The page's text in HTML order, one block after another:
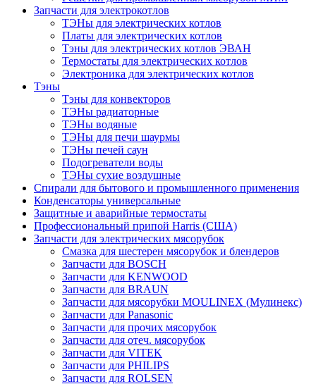
Запчасти для электрокотлов
ТЭНы для электрических котлов
Платы для электрических котлов
Тэны для электрических котлов ЭВАН
Термостаты для электрических котлов
Электроника для электрических котлов
Тэны
Тэны для конвекторов
ТЭНы радиаторные
ТЭНы водяные
ТЭНы для печи шаурмы
ТЭНы печей саун
Подогреватели воды
ТЭНы сухие воздушные
Спирали для бытового и промышленного применения
Конденсаторы универсальные
Защитные и аварийные термостаты
Профессиональный припой Harris (США)
Запчасти для электрических мясорубок
Смазка для шестерен мясорубок и блендеров
Запчасти для BOSCH
Запчасти для KENWOOD
Запчасти для BRAUN
Запчасти для мясорубки MOULINEX (Мулинекс)
Запчасти для Panasonic
Запчасти для прочих мясорубок
Запчасти для отеч. мясорубок
Запчасти для VITEK
Запчасти для PHILIPS
Запчасти для ROLSEN